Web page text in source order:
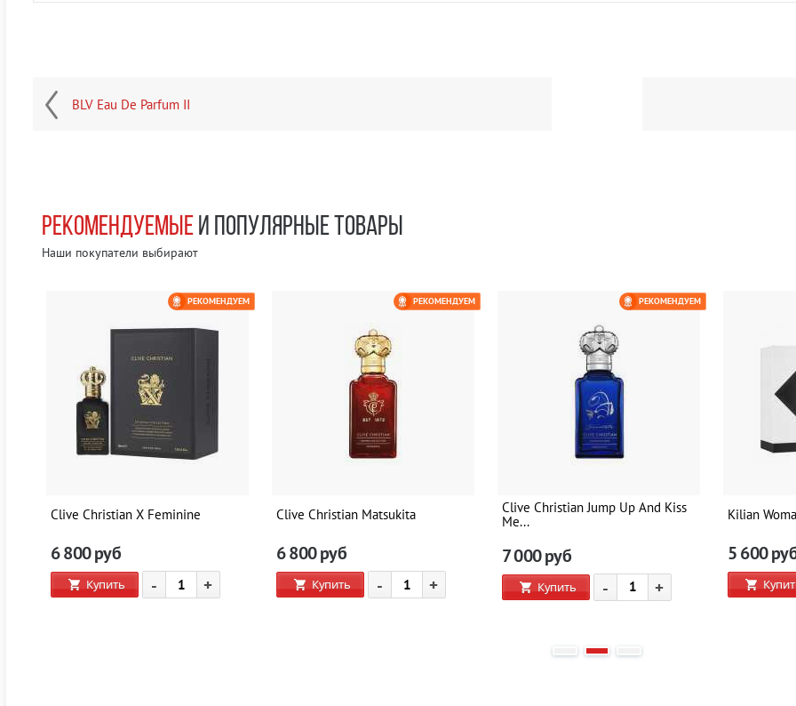
BLV Eau De Parfum II
РЕКОМЕНДУЕМЫЕИ ПОПУЛЯРНЫЕ ТОВАРЫ
Наши покупатели выбирают
Clive Christian X Feminine
6 800руб
Купить - +
РЕКОМЕНДУЕМ
Clive Christian Matsukita
6 800руб
Купить - +
РЕКОМЕНДУЕМ
Clive Christian Jump Up And Kiss
Me...
7 000руб
Купить - +
РЕКОМЕНДУЕМ
Kilian
5 600